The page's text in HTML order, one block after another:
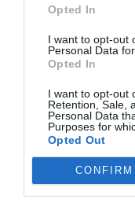
Opted In
I want to opt-out
Personal Data
Opted In
I want to opt-out
Retention, Sale,
Personal Data
Purposes for
Opted Out
CONFIRM